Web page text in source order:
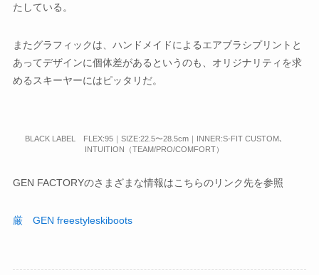
たしている。
またグラフィックは、ハンドメイドによるエアブラシプリントと
あってデザインに個体差があるというのも、オリジナリティを求
めるスキーヤーにはピッタリだ。
BLACK LABEL FLEX:95｜SIZE:22.5〜28.5cm｜INNER:S-FIT CUSTOM､
INTUITION（TEAM/PRO/COMFORT）
GEN FACTORYのさまざまな情報はこちらのリンク先を参照
厳 GEN freestyleskiboots